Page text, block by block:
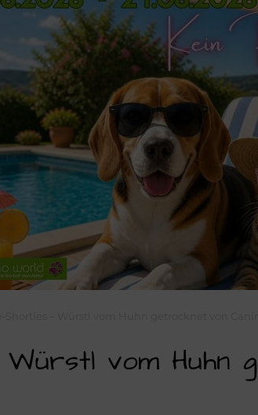
Würstl vom Huhn